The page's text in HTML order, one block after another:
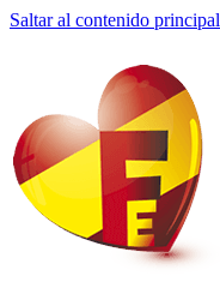
Saltar al contenido principal